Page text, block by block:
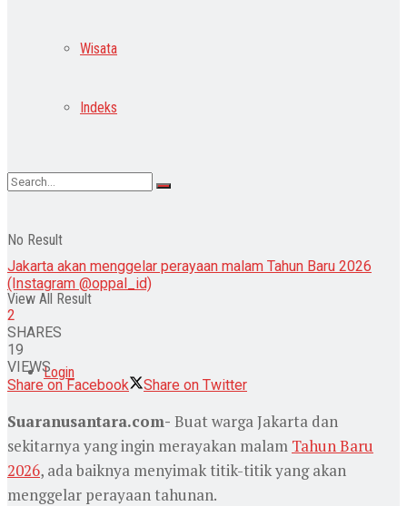
Wisata
Indeks
No Result
View All Result
Login
Jakarta akan menggelar perayaan malam Tahun Baru 2026
(Instagram @oppal_id)
2
SHARES
19
VIEWS
Share on Facebook
Share on Twitter
Suaranusantara.com- Buat warga Jakarta dan
sekitarnya yang ingin merayakan malam Tahun Baru
2026, ada baiknya menyimak titik-titik yang akan
menggelar perayaan tahunan.